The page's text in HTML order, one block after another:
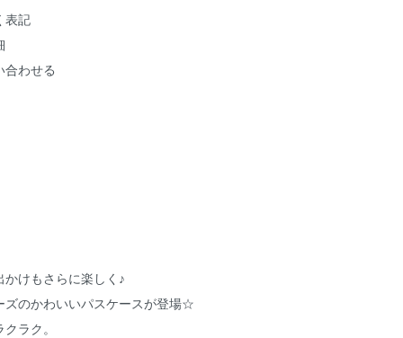
表記
合わせる
けもさらに楽しく♪
ズのかわいいパスケースが登場☆
ラク。